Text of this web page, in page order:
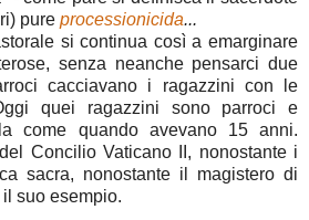
pure processionicida...
si continua così a emarginare
senza neanche pensarci due
cacciavano i ragazzini con le
quei ragazzini sono parroci e
come quando avevano 15 anni.
Concilio Vaticano II, nonostante i
sacra, nonostante il magistero di
suo esempio.